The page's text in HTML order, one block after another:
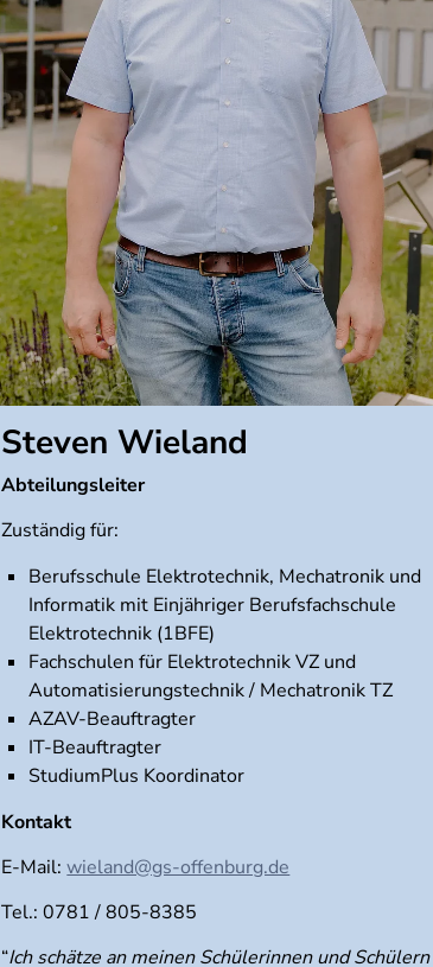
Steven Wieland
Abteilungsleiter
Zuständig für:
Berufsschule Elektrotechnik, Mechatronik und
Informatik mit Einjähriger Berufsfachschule
Elektrotechnik (1BFE)
Fachschulen für Elektrotechnik VZ und
Automatisierungstechnik / Mechatronik TZ
AZAV-Beauftragter
IT-Beauftragter
StudiumPlus Koordinator
Kontakt
E-Mail:wieland@gs-offenburg.de
Tel.: 0781 / 805-8385
“Ich schätze an meinen Schülerinnen und Schülern